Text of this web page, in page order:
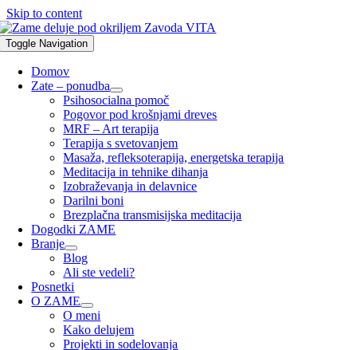
Skip to content
Toggle Navigation
Domov
Zate – ponudba
Psihosocialna pomoč
Pogovor pod krošnjami dreves
MRF – Art terapija
Terapija s svetovanjem
Masaža, refleksoterapija, energetska terapija
Meditacija in tehnike dihanja
Izobraževanja in delavnice
Darilni boni
Brezplačna transmisijska meditacija
Dogodki ZAME
Branje
Blog
Ali ste vedeli?
Posnetki
O ZAME
O meni
Kako delujem
Projekti in sodelovanja